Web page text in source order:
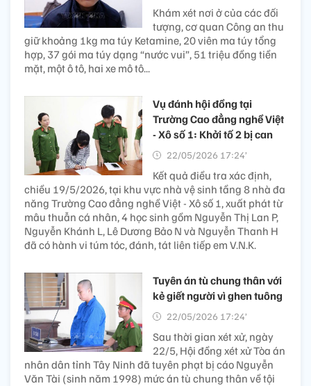
Khám xét nơi ở của các đối
tượng, cơ quan Công an thu
giữ khoảng 1kg ma túy Ketamine, 20 viên ma túy tổng
hợp, 37 gói ma túy dạng “nước vui”, 51 triệu đồng tiền
mặt, một ô tô, hai xe mô tô...
Vụ đánh hội đồng tại
Trường Cao đẳng nghề Việt
- Xô số 1: Khởi tố 2 bị can
22/05/2026 17:24’
Kết quả điều tra xác định,
chiều 19/5/2026, tại khu vực nhà vệ sinh tầng 8 nhà đa
năng Trường Cao đẳng nghề Việt - Xô số 1, xuất phát từ
mâu thuẫn cá nhân, 4 học sinh gồm Nguyễn Thị Lan P,
Nguyễn Khánh L, Lê Dương Bảo N và Nguyễn Thanh H
đã có hành vi túm tóc, đánh, tát liên tiếp em V.N.K.
Tuyên án tù chung thân với
kẻ giết người vì ghen tuông
22/05/2026 17:24’
Sau thời gian xét xử, ngày
22/5, Hội đồng xét xử Tòa án
nhân dân tỉnh Tây Ninh đã tuyên phạt bị cáo Nguyễn
Văn Tài (sinh năm 1998) mức án tù chung thân về tội